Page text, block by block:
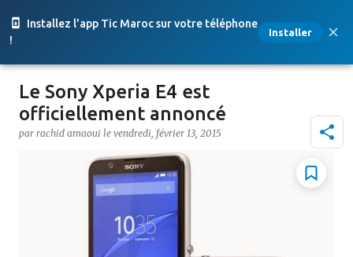
Installez l'app Tic Maroc sur votre téléphone
!
Installer
Accéder au contenu principal
Le Sony Xperia E4 est
officiellement annoncé
par rachid amaoui le vendredi, février 13, 2015